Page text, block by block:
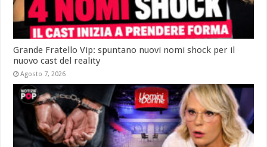
Grande Fratello Vip: spuntano nuovi nomi shock per il
nuovo cast del reality
Agosto 7, 2026